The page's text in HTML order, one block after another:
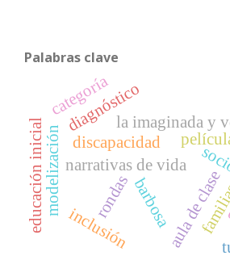
Palabras clave
narrativas de vida
modelización aula de clase
barbosa
la imaginada y
rondas
educación inicial inclusión
diagnóstico
categoría
discapacidad